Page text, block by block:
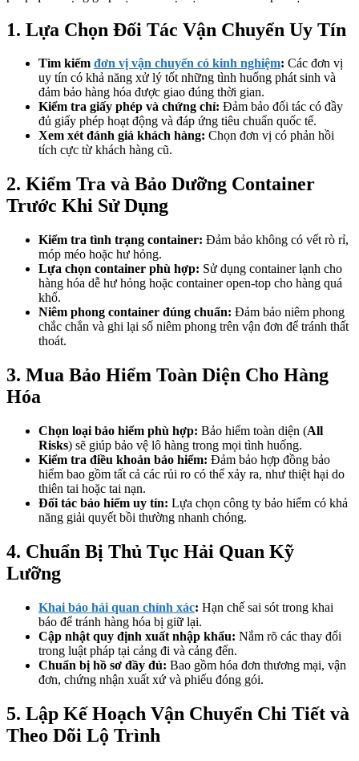
1. Lựa Chọn Đối Tác Vận Chuyển Uy Tín
Tìm kiếm đơn vị vận chuyển có kinh nghiệm: Các đơn vị
uy tín có khả năng xử lý tốt những tình huống phát sinh và
đảm bảo hàng hóa được giao đúng thời gian.
Kiểm tra giấy phép và chứng chỉ: Đảm bảo đối tác có đầy
đủ giấy phép hoạt động và đáp ứng tiêu chuẩn quốc tế.
Xem xét đánh giá khách hàng: Chọn đơn vị có phản hồi
tích cực từ khách hàng cũ.
2. Kiểm Tra và Bảo Dưỡng Container
Trước Khi Sử Dụng
Kiểm tra tình trạng container: Đảm bảo không có vết rò rỉ,
móp méo hoặc hư hỏng.
Lựa chọn container phù hợp: Sử dụng container lạnh cho
hàng hóa dễ hư hỏng hoặc container open-top cho hàng quá
khổ.
Niêm phong container đúng chuẩn: Đảm bảo niêm phong
chắc chắn và ghi lại số niêm phong trên vận đơn để tránh thất
thoát.
3. Mua Bảo Hiểm Toàn Diện Cho Hàng
Hóa
Chọn loại bảo hiểm phù hợp: Bảo hiểm toàn diện (All
Risks) sẽ giúp bảo vệ lô hàng trong mọi tình huống.
Kiểm tra điều khoản bảo hiểm: Đảm bảo hợp đồng bảo
hiểm bao gồm tất cả các rủi ro có thể xảy ra, như thiệt hại do
thiên tai hoặc tai nạn.
Đối tác bảo hiểm uy tín: Lựa chọn công ty bảo hiểm có khả
năng giải quyết bồi thường nhanh chóng.
4. Chuẩn Bị Thủ Tục Hải Quan Kỹ
Lưỡng
Khai báo hải quan chính xác: Hạn chế sai sót trong khai
báo để tránh hàng hóa bị giữ lại.
Cập nhật quy định xuất nhập khẩu: Nắm rõ các thay đổi
trong luật pháp tại cảng đi và cảng đến.
Chuẩn bị hồ sơ đầy đủ: Bao gồm hóa đơn thương mại, vận
đơn, chứng nhận xuất xứ và phiếu đóng gói.
5. Lập Kế Hoạch Vận Chuyển Chi Tiết và
Theo Dõi Lộ Trình